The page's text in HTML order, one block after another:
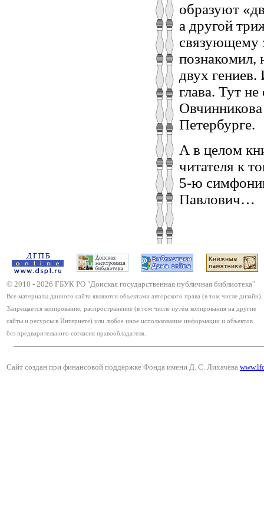
образуют
а другой
связующему
познакомил,
двух
глава. Тут
Петербурге.
А в целом
читателя к
5-ю
Павлович…
© 2010 - 2026 ГБУК РО "Донская государственная публичная библиотека"
Все материалы данного сайта являются объектами авторского права (в том числе дизайн).
Запрещается копирование, распространение (в том числе путём копирования на другие
сайты и ресурсы в Интернете) или любое иное использование информации и объектов
без предварительного согласия правообладателя.
Сайт создан при финансовой поддержке Фонда имени Д. С. Лихачёва